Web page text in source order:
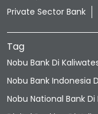
Private Sector Bank
Tag
Nobu Bank Di
Nobu Bank Indonesia
Nobu National Bank Di